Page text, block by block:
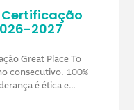
Certificação
2027
Great Place To
consecutivo. 100%
é ética e